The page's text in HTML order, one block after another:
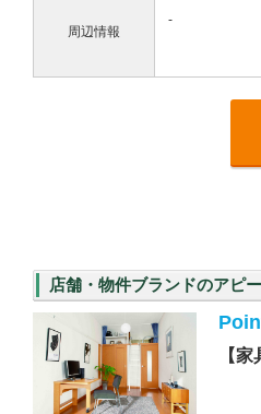
周辺情報
-
店舗・物件ブランドのアピ
【